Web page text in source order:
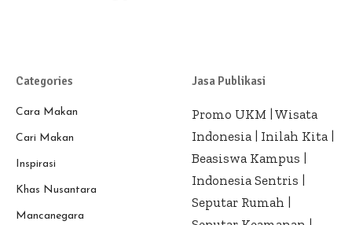
Categories
Cara Makan
Cari Makan
Inspirasi
Khas Nusantara
Mancanegara
Jasa Publikasi
Promo UKM Wisata
Indonesia
Inilah Kita
Beasiswa Kampus
Indonesia Sentris
Seputar Rumah